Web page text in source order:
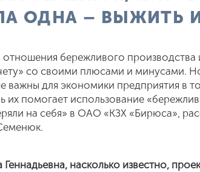
ОДНА – ВЫЖИТЬ
отношения бережливого
со своими плюсами и минусами.
важны для экономики предприятия в
их помогает использование
на себя» в ОАО «КЗХ «Бирюса»,
Геннадьевна, насколько известно,